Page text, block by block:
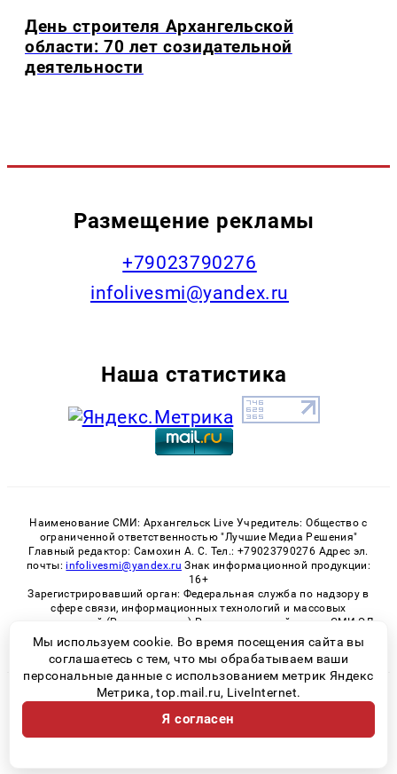
День строителя Архангельской
области: 70 лет созидательной
деятельности
Размещение рекламы
+79023790276
infolivesmi@yandex.ru
Наша статистика
Наименование СМИ: Архангельск Live Учредитель: Общество с
ограниченной ответственностью "Лучшие Медиа Решения"
Главный редактор: Самохин А. С. Тел.: +79023790276 Адрес эл.
почты: infolivesmi@yandex.ru Знак информационной продукции:
16+
Зарегистрировавший орган: Федеральная служба по надзору в
сфере связи, информационных технологий и массовых
коммуникаций (Роскомнадзор) Регистрационный номер СМИ ЭЛ
№ ФС 77 - 82533 от 21.01.2022
© 2026 «Архангельск Live» | Все права защищены
Возрастная категория сайта 16+
Политика конфиденциальности
Мы используем cookie. Во время посещения сайта вы
соглашаетесь с тем, что мы обрабатываем ваши
персональные данные с использованием метрик Яндекс
Метрика, top.mail.ru, LiveInternet.
Я согласен